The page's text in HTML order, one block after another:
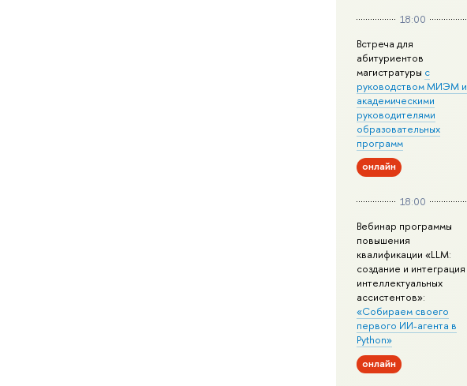
18:00
Встреча для
абитуриентов
магистратуры с
руководством МИЭМ и
академическими
руководителями
образовательных
программ
онлайн
18:00
Вебинар программы
повышения
квалификации «LLM:
создание и интеграция
интеллектуальных
ассистентов»:
«Собираем своего
первого ИИ-агента в
Python»
онлайн